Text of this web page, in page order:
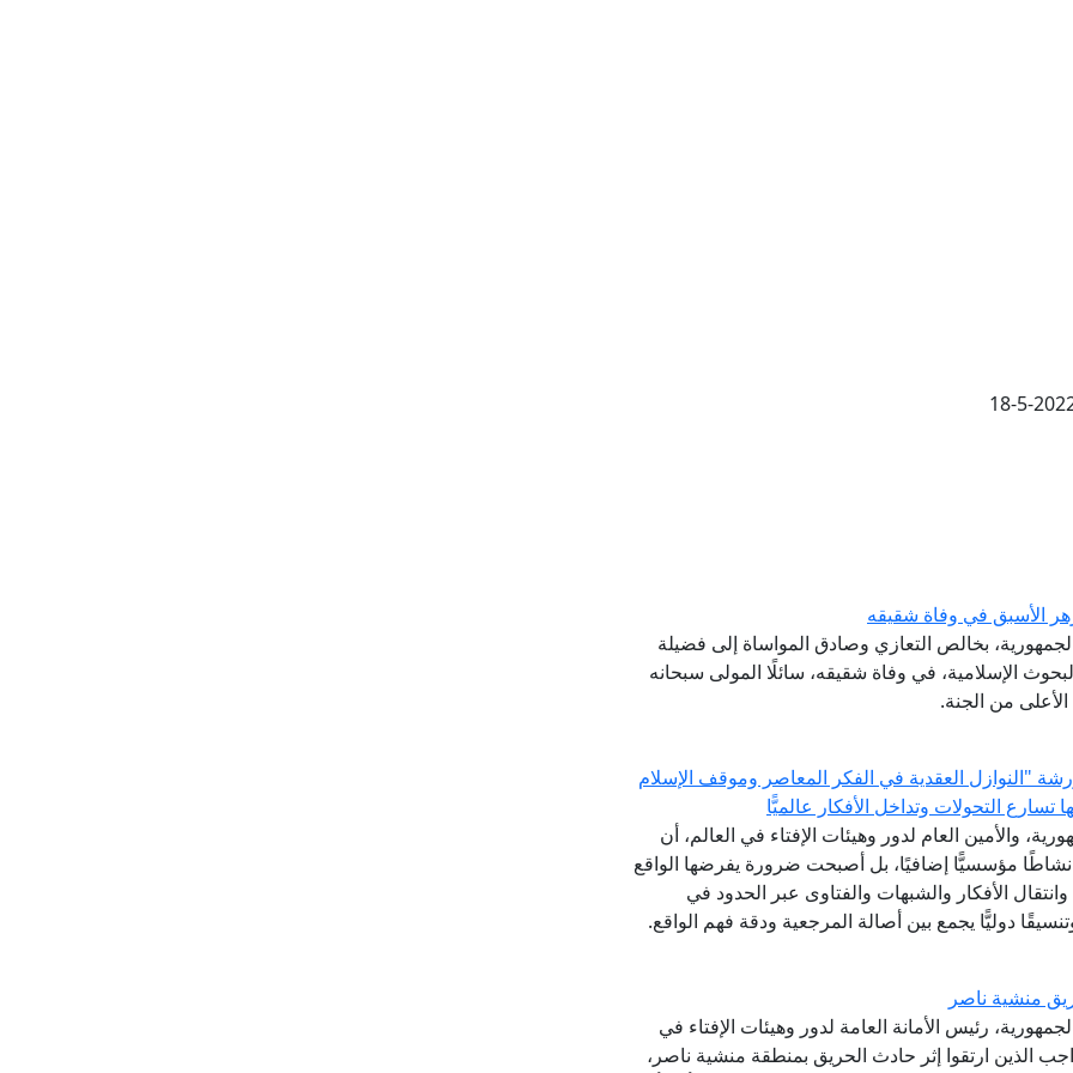
18-5-
الأسبق في وفاة شقيقه
بخالص التعازي وصادق المواساة إلى فضيلة
الإسلامية، في وفاة شقيقه، سائلًا المولى سبحانه
من الجنة.
"النوازل العقدية في الفكر المعاصر وموقف الإسلام
التحولات وتداخل الأفكار عالميًّا
والأمين العام لدور وهيئات الإفتاء في العالم، أن
نشاطًا مؤسسيًّا إضافيًا، بل أصبحت ضرورة يفرضها الواقع
الأفكار والشبهات والفتاوى عبر الحدود في
دوليًّا يجمع بين أصالة المرجعية ودقة فهم الواقع.
منشية ناصر
رئيس الأمانة العامة لدور وهيئات الإفتاء في
الذين ارتقوا إثر حادث الحريق بمنطقة منشية ناصر،